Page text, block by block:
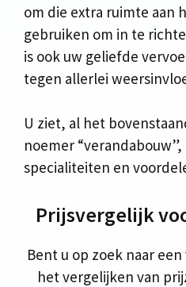
om die extra ruimte aan
gebruiken om in te
is ook uw geliefde
tegen allerlei
U ziet, al het
noemer
specialiteiten en
Prijsvergelijk
Bent u op zoek naar
het vergelijken van